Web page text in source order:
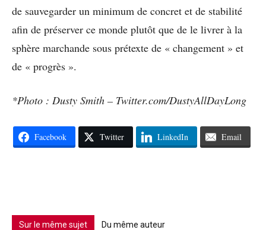
de sauvegarder un minimum de concret et de stabilité
afin de préserver ce monde plutôt que de le livrer à la
sphère marchande sous prétexte de « changement » et
de « progrès ».
*Photo : Dusty Smith – Twitter.com/DustyAllDayLong
Facebook Twitter LinkedIn Email
Sur le même sujet Du même auteur